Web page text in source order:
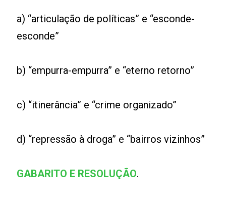
a) “articulação de políticas” e “esconde-
esconde”
b) “empurra-empurra” e “eterno retorno”
c) “itinerância” e “crime organizado”
d) “repressão à droga” e “bairros vizinhos”
GABARITO E RESOLUÇÃO.